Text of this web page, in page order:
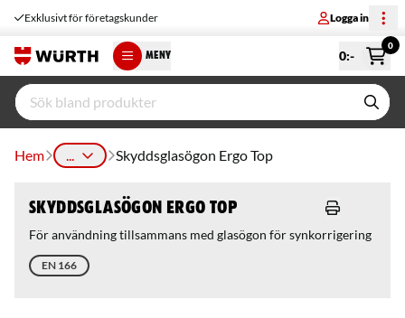
Exklusivt för företagskunder Logga in
MENY 0:-
0
Hem ... Skyddsglasögon Ergo Top
Skyddsglasögon Ergo Top
För användning tillsammans med glasögon för synkorrigering
EN 166